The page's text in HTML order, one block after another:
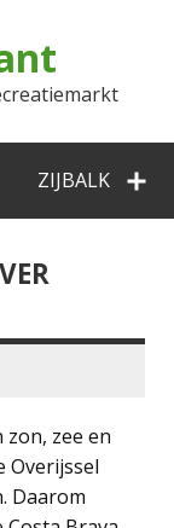
ZIJBALK
zon, zee en
Overijssel
Daarom